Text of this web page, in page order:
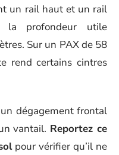
un rail haut et un rail
la profondeur utile
Sur un PAX de 58
rend certains cintres
dégagement frontal
vantail. Reportez ce
pour vérifier qu’il ne